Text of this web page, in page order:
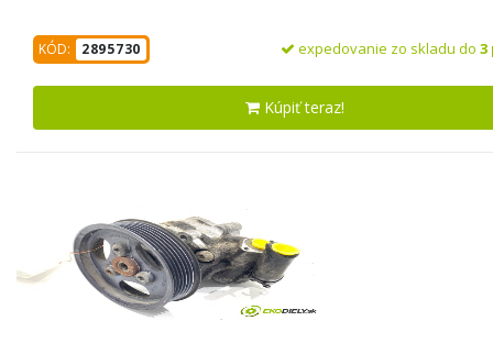
KÓD: 2895730 expedovanie zo skladu do 3
Kúpiť teraz!